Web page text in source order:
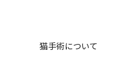
猫手術について